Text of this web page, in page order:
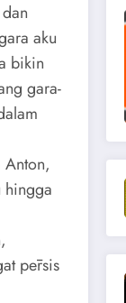
aku
bikin
gara-
Anton,
hingga
pērsis